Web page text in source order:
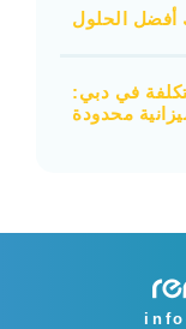
أفضل الحلول
في دبي:
محدودة